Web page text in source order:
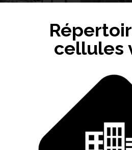
cellules